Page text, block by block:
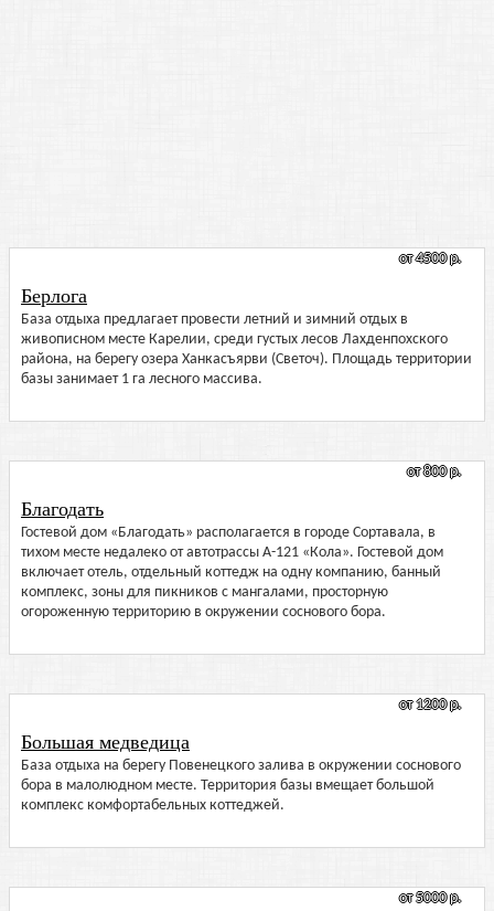
от 4500 р.
Берлога
База отдыха предлагает провести летний и зимний отдых в
живописном месте Карелии, среди густых лесов Лахденпохского
района, на берегу озера Ханкасъярви (Светоч). Площадь территории
базы занимает 1 га лесного массива.
от 800 р.
Благодать
Гостевой дом «Благодать» располагается в городе Сортавала, в
тихом месте недалеко от автотрассы А-121 «Кола». Гостевой дом
включает отель, отдельный коттедж на одну компанию, банный
комплекс, зоны для пикников с мангалами, просторную
огороженную территорию в окружении соснового бора.
от 1200 р.
Большая медведица
База отдыха на берегу Повенецкого залива в окружении соснового
бора в малолюдном месте. Территория базы вмещает большой
комплекс комфортабельных коттеджей.
от 5000 р.